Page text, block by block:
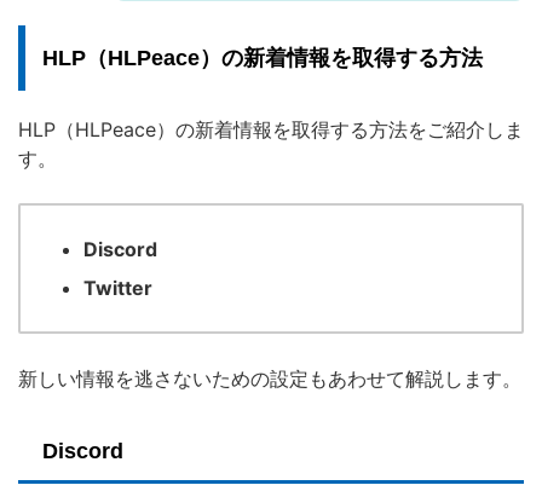
HLP（HLPeace）の新着情報を取得する方法
HLP（HLPeace）の新着情報を取得する方法をご紹介しま
す。
Discord
Twitter
新しい情報を逃さないための設定もあわせて解説します。
Discord